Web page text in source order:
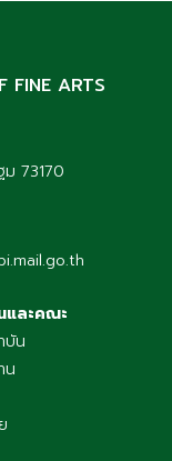
FINE ARTS
73170
และคณะ
บัน
น